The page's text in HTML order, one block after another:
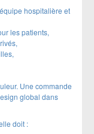
hospitalière et
les patients,
Une commande
global dans
doit :